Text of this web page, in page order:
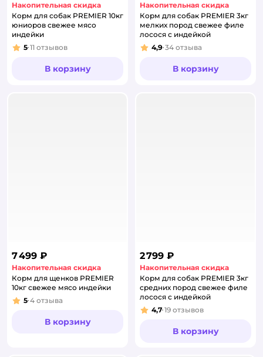
Накопительная скидка
Корм для собак PREMIER 10кг
юниоров свежее мясо
индейки
Рейтинг:
5 11 отзывов
В корзину
Накопительная скидка
Корм для собак PREMIER 3кг
мелких пород свежее филе
лосося с индейкой
Рейтинг:
4,9 34 отзыва
В корзину
7 499 ₽
Накопительная скидка
Корм для щенков PREMIER
10кг свежее мясо индейки
Рейтинг:
5 4 отзыва
В корзину
2 799 ₽
Накопительная скидка
Корм для собак PREMIER 3кг
средних пород свежее филе
лосося с индейкой
Рейтинг:
4,7 19 отзывов
В корзину